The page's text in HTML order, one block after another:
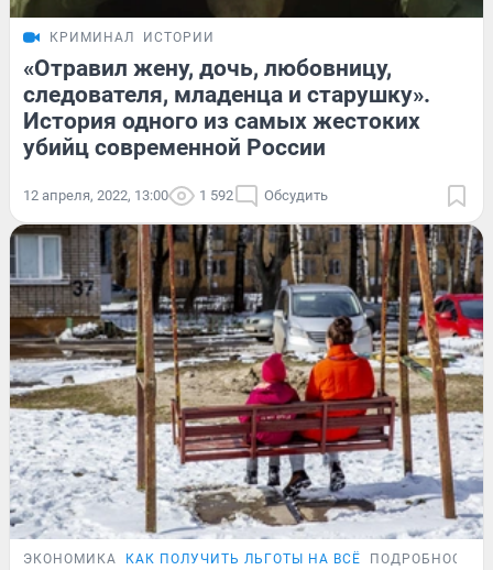
КРИМИНАЛ ИСТОРИИ
«Отравил жену, дочь, любовницу,
следователя, младенца и старушку».
История одного из самых жестоких
убийц современной России
12 апреля, 2022, 13:00 1 592 Обсудить
ЭКОНОМИКА КАК ПОЛУЧИТЬ ЛЬГОТЫ НА ВСЁ ПОДРОБНОСТИ